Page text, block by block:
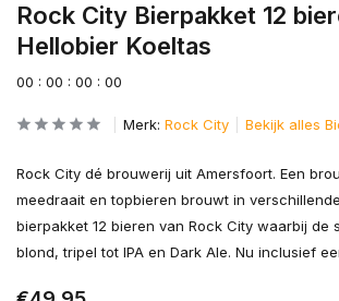
Rock City Bierpakket 12
Hellobier Koeltas
00 : 00 : 00 : 00
Merk: Rock City Bekijk alles
Rock City dé brouwerij uit Amersfoort. Een
meedraait en topbieren brouwt in
bierpakket 12 bieren van Rock City waarbij de
blond, tripel tot IPA en Dark Ale. Nu inclusief